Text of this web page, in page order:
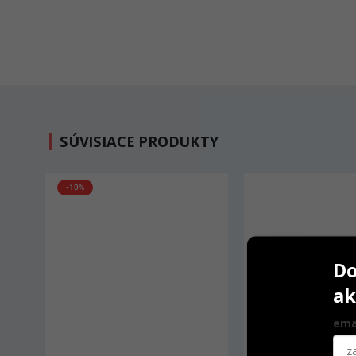
SÚVISIACE PRODUKTY
-10%